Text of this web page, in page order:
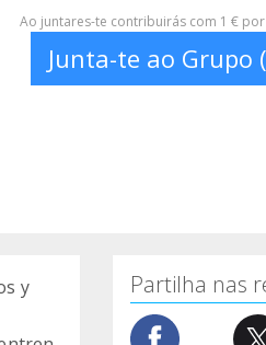
Ao juntares-te contribuirás com 1 €
Junta-te ao Grupo
y
Partilha nas